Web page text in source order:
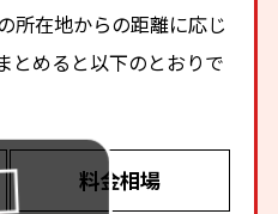
所在地からの距離に応じ
とめると以下のとおりで
料金相場